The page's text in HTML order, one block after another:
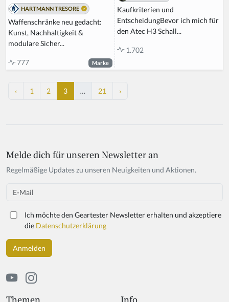
HARTMANN TRESORE
Waffenschränke neu gedacht:
Kunst, Nachhaltigkeit &
modulare Sicher...
777 Marke
Kaufkriterien und
EntscheidungBevor ich mich für
den Atec H3 Schall...
1.702
‹ 1 2 3 … 21 ›
Melde dich für unseren Newsletter an
Regelmäßige Updates zu unseren Neuigkeiten und Aktionen.
Email
Ich möchte den Geartester Newsletter erhalten und akzeptiere
die Datenschutzerklärung